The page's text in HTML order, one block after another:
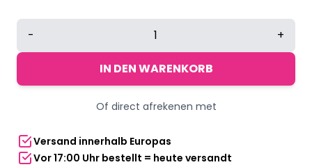
Gestreifte
Classic
- +
IN DEN WARENKORB
Of direct afrekenen met
Versand innerhalb Europas
Vor 17:00 Uhr bestellt = heute versandt